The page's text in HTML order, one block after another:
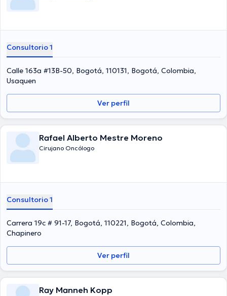
Consultorio 1
Calle 163a #13B-50, Bogotá, 110131, Bogotá, Colombia,
Usaquen
Ver perfil
Rafael Alberto Mestre Moreno
Cirujano Oncólogo
Consultorio 1
Carrera 19c # 91-17, Bogotá, 110221, Bogotá, Colombia,
Chapinero
Ver perfil
Ray Manneh Kopp